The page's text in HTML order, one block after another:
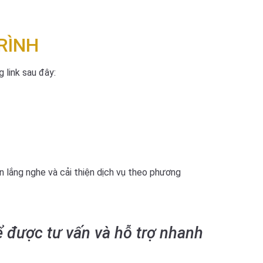
link sau đây:
lắng nghe và cải thiện dịch vụ theo phương
được tư vấn và hỗ trợ nhanh